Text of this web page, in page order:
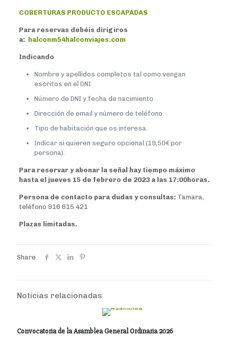
COBERTURAS PRODUCTO ESCAPADAS
Para reservas debéis dirigiros
a: halconm54halconviajes.com
Indicando
Nombre y apellidos completos tal como vengan
escritos en el DNI
Número de DNI y fecha de nacimiento.
Dirección de email y número de teléfono.
Tipo de habitación que os interesa.
Indicar si quieren seguro opcional (19,50€ por
persona).
Para reservar y abonar la señal hay tiempo máximo
hasta el jueves 15 de febrero de 2023 a las 17:00horas.
Persona de contacto para dudas y consultas: Tamara,
teléfono 916 615 421
Plazas limitadas.
Share
Noticias relacionadas
Convocatoria de la Asamblea General Ordinaria 2026